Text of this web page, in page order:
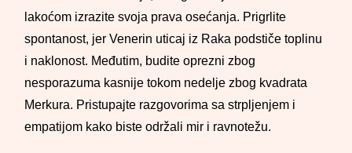
lakoćom izrazite svoja prava osećanja. Prigrlite
spontanost, jer Venerin uticaj iz Raka podstiče toplinu
i naklonost. Međutim, budite oprezni zbog
nesporazuma kasnije tokom nedelje zbog kvadrata
Merkura. Pristupajte razgovorima sa strpljenjem i
empatijom kako biste održali mir i ravnotežu.